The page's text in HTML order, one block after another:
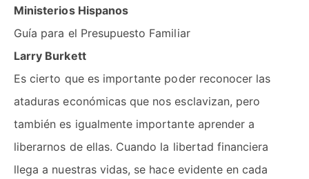
Ministerios Hispanos
Guía para el Presupuesto Familiar
Larry Burkett
Es cierto que es importante poder reconocer las
ataduras económicas que nos esclavizan, pero
también es igualmente importante aprender a
liberarnos de ellas. Cuando la libertad financiera
llega a nuestras vidas, se hace evidente en cada